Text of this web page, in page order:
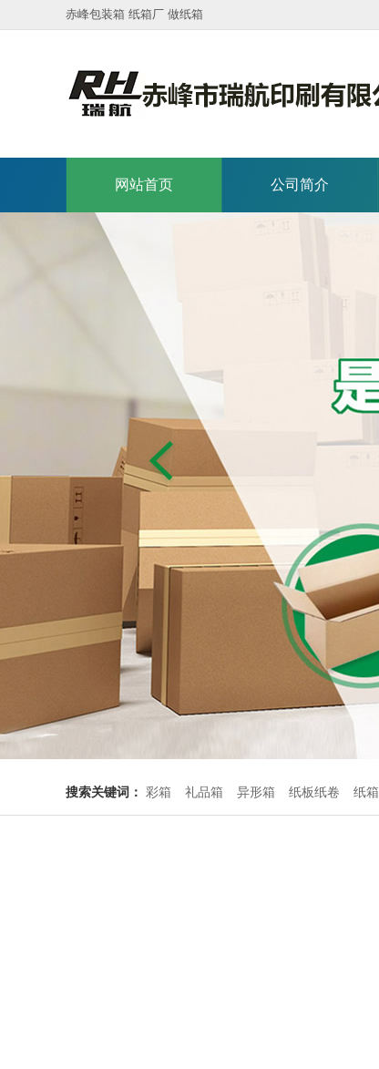
赤峰包装箱 纸箱厂 做纸箱
网站首页 公司简介
搜索关键词： 彩箱 礼品箱 异形箱 纸板纸卷 纸箱